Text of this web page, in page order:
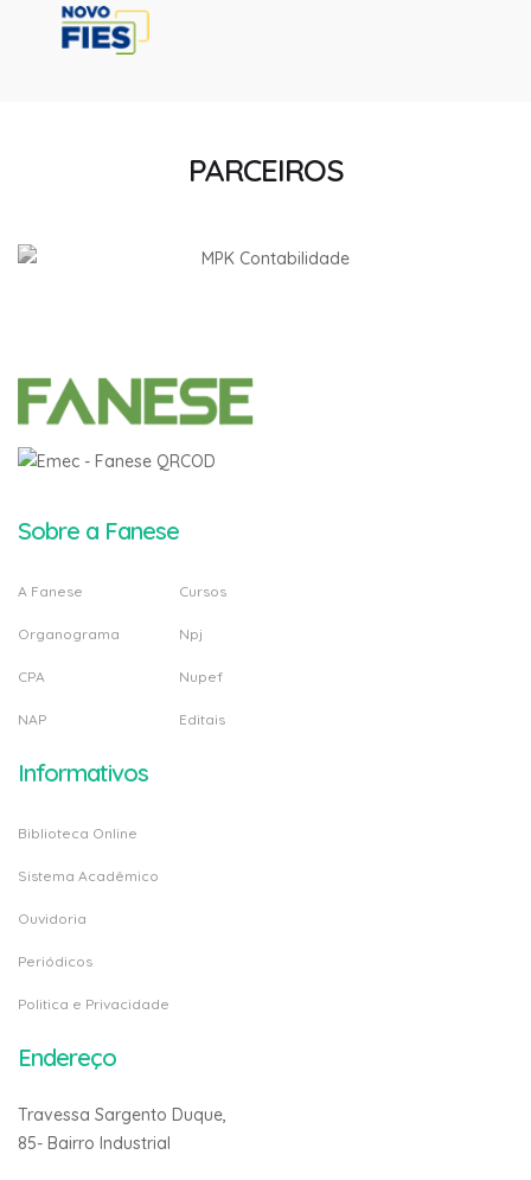
PARCEIROS
Sobre a Fanese
A Fanese
Organograma
CPA
NAP
Cursos
Npj
Nupef
Editais
Informativos
Biblioteca Online
Sistema Acadêmico
Ouvidoria
Periódicos
Politica e Privacidade
Endereço
Travessa Sargento Duque,
85- Bairro Industrial